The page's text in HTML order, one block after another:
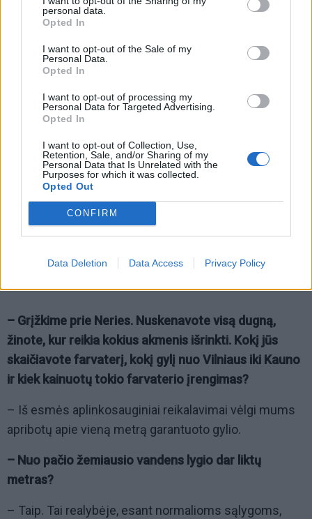
personal data.
Opted In
I want to opt-out of the Sale of my
Personal Data.
Opted In
I want to opt-out of processing my
Personal Data for Targeted Advertising.
Opted In
I want to opt-out of Collection, Use,
Retention, Sale, and/or Sharing of my
Personal Data that Is Unrelated with the
Purposes for which it was collected.
Opted Out
CONFIRM
Data Deletion Data Access Privacy Policy
Šiemet tvarkome, platiname jau ir Druskininkus, po to
bus Merkinės visa labai sudėtinga atkarpa. Tai realiai
penkių metų laikotarpyje, jei atsirastų sutarimas,
galėtumėm jau nuplaukti iki pat Druskininkų iš Kauno
– Grįžkime prie Neries. Nuskenavote visą dugną,
žinote, kur reikia kokius akmenis išrinkti. Kokį jūs
skaičiavote farvaterį, kokį gylį nuo Vilniaus iki Kauno
ir kiek kainuotų tokio farvaterio įrengimas?
– Iš esmės aplinkosauginiai reikalavimai vėlgi mums
apribotų apie vieną metrą garantuoto gylio.
– Nuo pačio žemiausio vandens lygio dar liktų
metras?
– Taip. Tai realybėje, esant normalioms sąlygoms,